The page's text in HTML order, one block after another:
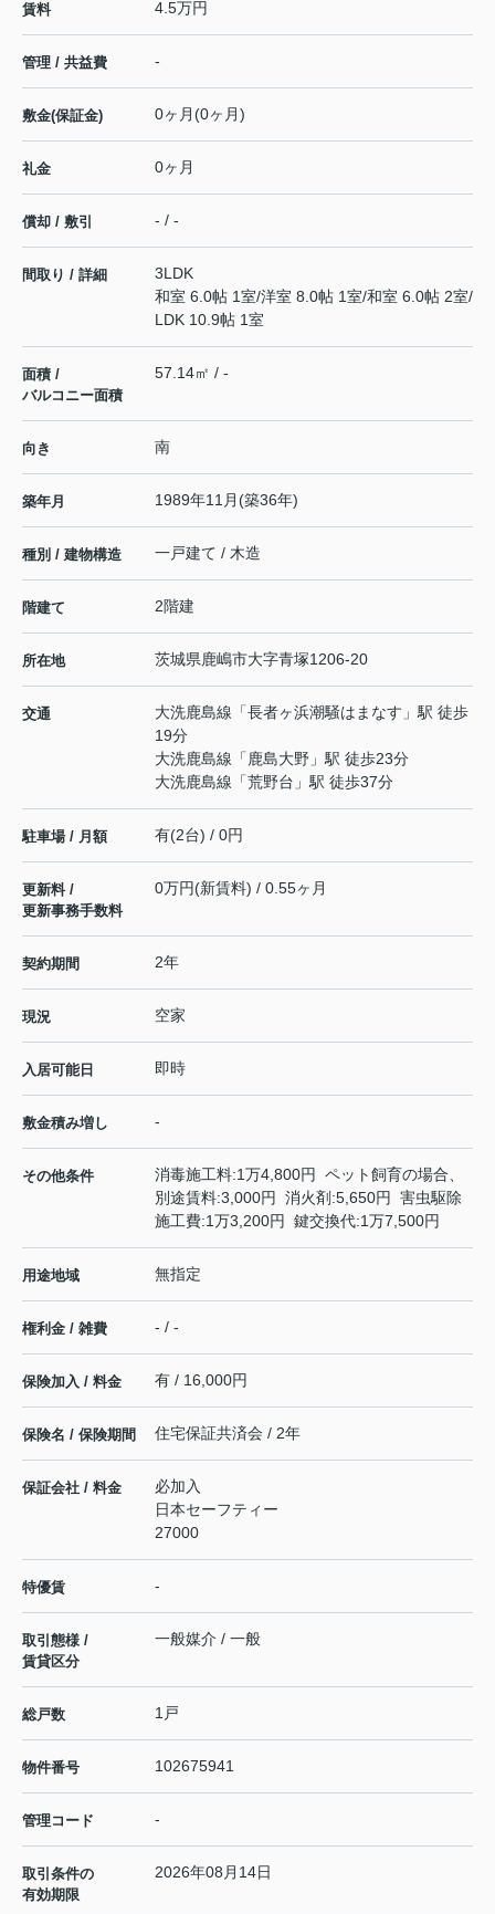
賃料 4.5万円
管理 / 共益費 -
敷金(保証金) 0ヶ月(0ヶ月)
礼金 0ヶ月
償却 / 敷引 - / -
間取り / 詳細
3LDK
和室 6.0帖 1室/洋室 8.0帖 1室/和室 6.0帖 2室/
LDK 10.9帖 1室
面積 /
バルコニー面積
57.14㎡ / -
向き 南
築年月 1989年11月(築36年)
種別 / 建物構造 一戸建て / 木造
階建て 2階建
所在地 茨城県鹿嶋市大字青塚1206-20
交通 大洗鹿島線 「長者ヶ浜潮騒はまなす 」駅 徒歩
19分
大洗鹿島線 「 鹿島大野 」駅 徒歩23分
大洗鹿島線 「荒野台 」駅 徒歩37分
駐車場 / 月額 有(2台) / 0円
更新料 /
更新事務手数料
0万円(新賃料) / 0.55ヶ月
契約期間 2年
現況 空家
入居可能日 即時
敷金積み増し -
その他条件
消毒施工料:1万4,800円 ペット飼育の場合、
別途賃料:3,000円 消火剤:5,650円 害虫駆除
施工費:1万3,200円 鍵交換代:1万7,500円
用途地域 無指定
権利金 / 雑費 - / -
保険加入 / 料金 有 / 16,000円
保険名 / 保険期間 住宅保証共済会 / 2年
保証会社 / 料金
必加入
日本セーフティー
27000
特優賃 -
取引態様 /
賃貸区分
一般媒介 / 一般
総戸数 1戸
物件番号 102675941
管理コード -
取引条件の
有効期限
2026年08月14日